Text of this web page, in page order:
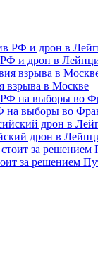
и дрон в
взрыва в Москве
на выборы во
дрон в
за решением